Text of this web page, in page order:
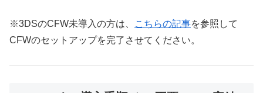
※3DSのCFW未導入の方は、 こちらの記事を参照して
CFWのセットアップを完了させてください。